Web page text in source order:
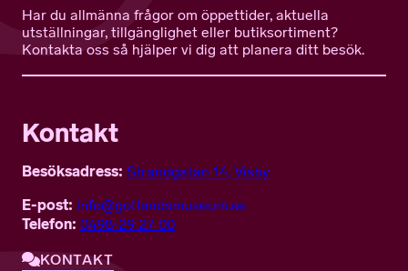
Har du allmänna frågor om öppettider, aktuella
utställningar, tillgänglighet eller butiksortiment?
Kontakta oss så hjälper vi dig att planera ditt besök.
Kontakt
Besöksadress: Strandgatan 14, Visby
E-post: info@gotlandsmuseum.se
Telefon: 0498-29 27 00
KONTAKT